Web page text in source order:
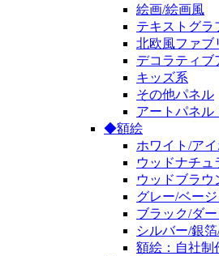
絵画/絵画風
テキストグラ
北欧風ファブ
デコラティブ
キッズ系
その他パネル
アートパネル
◆額絵
ホワイト/ア
ウッドナチュ
ウッドブラウ
グレー/ベー
ブラック/ダ
シルバー/銀
額絵：自社制